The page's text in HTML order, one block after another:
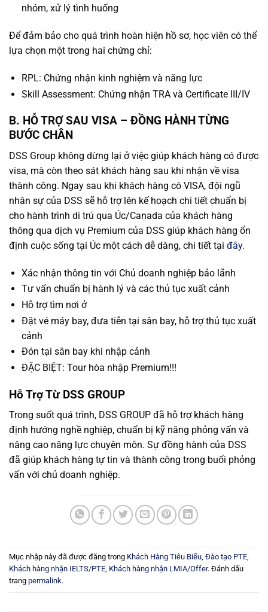
nhóm, xử lý tình huống
Để đảm bảo cho quá trình hoàn hiện hồ sơ, học viên có thể
lựa chọn một trong hai chứng chỉ:
RPL: Chứng nhận kinh nghiệm và năng lực
Skill Assessment: Chứng nhận TRA và Certificate III/IV
B. HỖ TRỢ SAU VISA – ĐỒNG HÀNH TỪNG
BƯỚC CHÂN
DSS Group không dừng lại ở việc giúp khách hàng có được
visa, mà còn theo sát khách hàng sau khi nhận về visa
thành công. Ngay sau khi khách hàng có VISA, đội ngũ
nhân sự của DSS sẽ hỗ trợ lên kế hoạch chi tiết chuẩn bị
cho hành trình di trú qua Úc/Canada của khách hàng
thông qua dịch vụ Premium của DSS giúp khách hàng ổn
định cuộc sống tại Úc một cách dễ dàng, chi tiết tại đây.
Xác nhận thông tin với Chủ doanh nghiệp bảo lãnh
Tư vấn chuẩn bị hành lý và các thủ tục xuất cảnh
Hỗ trợ tìm nơi ở
Đặt vé máy bay, đưa tiễn tại sân bay, hỗ trợ thủ tục xuất
cảnh
Đón tại sân bay khi nhập cảnh
ĐẶC BIỆT: Tour hòa nhập Premium!!!
Hỗ Trợ Từ DSS GROUP
Trong suốt quá trình, DSS GROUP đã hỗ trợ khách hàng
định hướng nghề nghiệp, chuẩn bị kỹ năng phỏng vấn và
nâng cao năng lực chuyên môn. Sự đồng hành của DSS
đã giúp khách hàng tự tin và thành công trong buổi phỏng
vấn với chủ doanh nghiệp.
Mục nhập này đã được đăng trong Khách Hàng Tiêu Biểu, Đào tạo PTE,
Khách hàng nhận IELTS/PTE, Khách hàng nhận LMIA/Offer. Đánh dấu
trang permalink.